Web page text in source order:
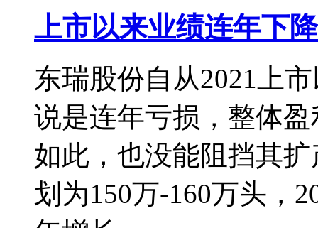
上市以来业绩连年下
东瑞股份自从2021上
说是连年亏损，整体
如此，也没能阻挡其
划为150万-160万头，